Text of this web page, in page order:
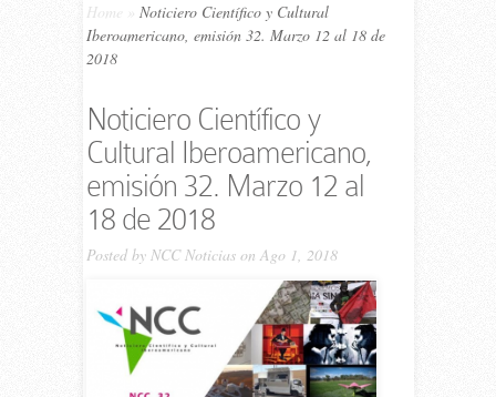
Home
Noticiero Científico y Cultural
Iberoamericano, emisión 32. Marzo 12 al 18 de
2018
Noticiero Científico y
Cultural Iberoamericano,
emisión 32. Marzo 12 al
18 de 2018
Posted by NCC Noticiason Ago 1, 2018